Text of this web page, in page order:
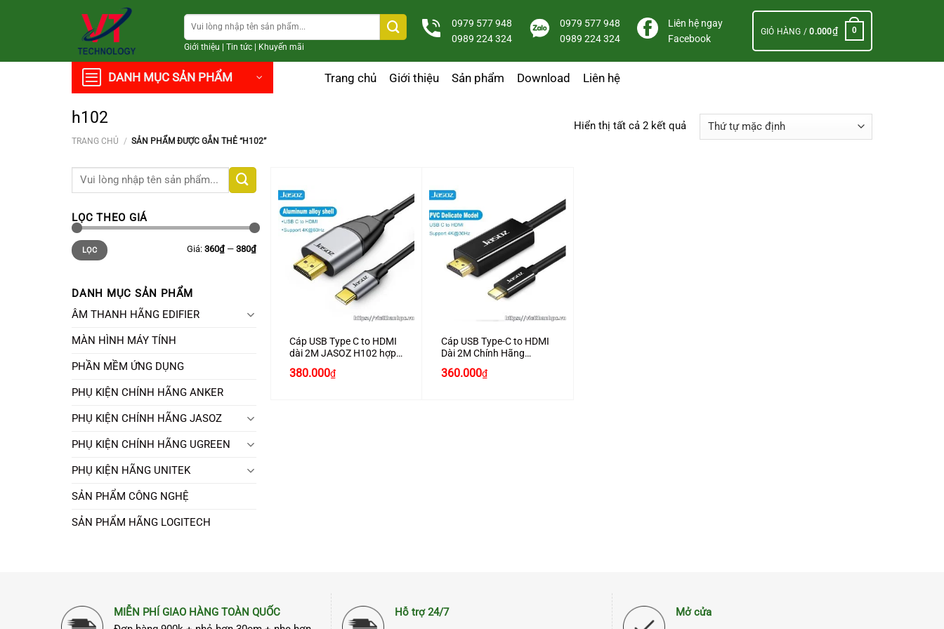
Tìm
kiếm:
Giới thiệu Tin tức| Khuyến mãi
0979 577 948
0989 224 324
0979 577 948
0989 224 324
Liên hệ ngay
Facebook
GIỎ HÀNG /0.000₫ 0
DANH MỤC SẢN PHẨM Trang chủ Giới thiệu Sản phẩm Download Liên hệ
h102
TRANG CHỦ / SẢN PHẨM ĐƯỢC GẮN THẺ “H102”
Hiển thị tất cả 2 kết quả
Tìm
LỌC THEO GIÁ
Giá
thấp
nhất
Giá
cao
nhất
LỌC Giá: 360₫— 380₫
DANH MỤC SẢN PHẨM
ÂM THANH HÃNG EDIFIER
MÀN HÌNH MÁY TÍNH
PHẦN MỀM ỨNG DỤNG
PHỤ KIỆN CHÍNH HÃNG ANKER
PHỤ KIỆN CHÍNH HÃNG JASOZ
PHỤ KIỆN CHÍNH HÃNG UGREEN
PHỤ KIỆN HÃNG UNITEK
SẢN PHẨM CÔNG NGHỆ
SẢN PHẨM HÃNG LOGITECH
Cáp USB Type C to HDMI
dài 2M JASOZ H102 hợp
380.000₫
Cáp USB Type-C to HDMI
Dài 2M Chính Hãng
360.000₫
MIỄN PHÍ GIAO HÀNG TOÀN QUỐC
Hỗ trợ 24/7 Mở cửa